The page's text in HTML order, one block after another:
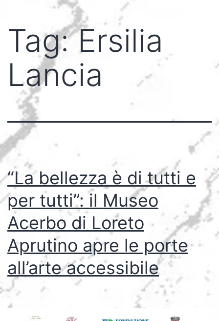
Tag:Ersilia
Lancia
“La bellezza è di tutti e
per tutti”: il Museo
Acerbo di Loreto
Aprutino apre le porte
all’arte accessibile